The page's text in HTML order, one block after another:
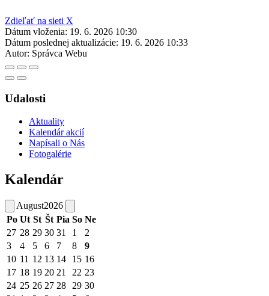
Zdieľať na sieti X
Dátum vloženia: 19. 6. 2026 10:30
Dátum poslednej aktualizácie: 19. 6. 2026 10:33
Autor: Správca Webu
Udalosti
Aktuality
Kalendár akcií
Napísali o Nás
Fotogalérie
Kalendár
August2026
Po Ut St Št Pia So Ne
27 28 29 30 31 1
2
3
4 5 6 7 8
9
10 11 12 13 14 15 16
17 18 19 20 21 22 23
24 25 26 27 28 29 30